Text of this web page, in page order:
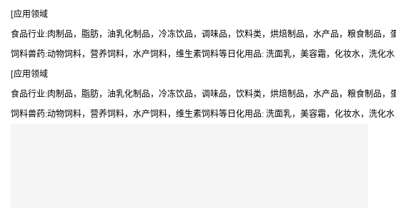
[应用领域
食品行业:肉制品，脂肪，油乳化制品，冷冻饮品，调味品，饮料类，烘焙制品，水产品，粮食制品
饲料兽药:动物饲料，营养饲料，水产饲料，维生素饲料等日化用品: 洗面乳，美容霜，化妆水，洗化
[应用领域
食品行业:肉制品，脂肪，油乳化制品，冷冻饮品，调味品，饮料类，烘焙制品，水产品，粮食制品
饲料兽药:动物饲料，营养饲料，水产饲料，维生素饲料等日化用品: 洗面乳，美容霜，化妆水，洗化